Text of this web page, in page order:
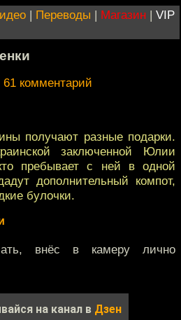
| Переводы | Магазин | VIP
61 комментарий
получают разные подарки.
заключенной Юлии
пребывает с ней в одной
дополнительный компот,
булочки.
внёс в камеру лично
на канал в Дзен